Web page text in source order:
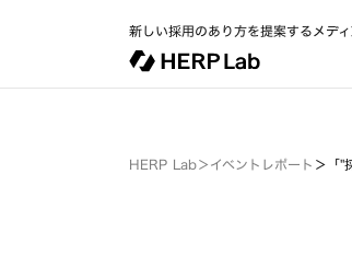
新しい採用のあり方を提案するメデ
HERP Lab＞イベントレポート ＞ 「